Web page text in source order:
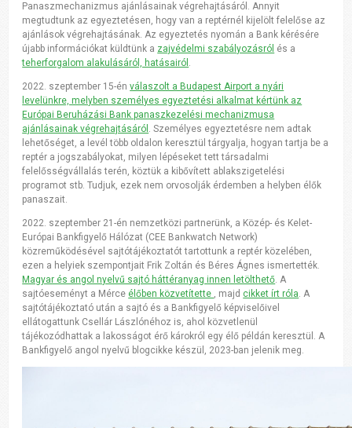
Panaszmechanizmus ajánlásainak végrehajtásáról. Annyit
megtudtunk az egyeztetésen, hogy van a reptérnél kijelölt felelőse az
ajánlások végrehajtásának. Az egyeztetés nyomán a Bank kérésére
újabb információkat küldtünk a zajvédelmi szabályozásról és a
teherforgalom alakulásáról, hatásairól .
2022. szeptember 15-énválaszolt a Budapest Airport a nyári
levelünkre, melyben személyes egyeztetési alkalmat kértünk az
Európai Beruházási Bank panaszkezelési mechanizmusa
ajánlásainak végrehajtásáról . Személyes egyeztetésre nem adtak
lehetőséget, a levél több oldalon keresztül tárgyalja, hogyan tartja be a
reptér a jogszabályokat, milyen lépéseket tett társadalmi
felelősségvállalás terén, köztük a kibővített ablakszigetelési
programot stb. Tudjuk, ezek nem orvosolják érdemben a helyben élők
panaszait.
2022. szeptember 21-én nemzetközi partnerünk, a Közép- és Kelet-
Európai Bankfigyelő Hálózat (CEE Bankwatch Network)
közreműködésével sajtótájékoztatót tartottunk a reptér közelében,
ezen a helyiek szempontjait Frik Zoltán és Béres Ágnes ismertették.
Magyar és angol nyelvű sajtó háttéranyag innen letölthető. A
sajtóeseményt a Mérce élőben közvetítette , majd cikket írt róla. A
sajtótájékoztató után a sajtó és a Bankfigyelő képviselőivel
ellátogattunk Csellár Lászlónéhoz is, ahol közvetlenül
tájékozódhattak a lakosságot érő károkról egy élő példán keresztül. A
Bankfigyelő angol nyelvű blogcikke készül, 2023-ban jelenik meg.